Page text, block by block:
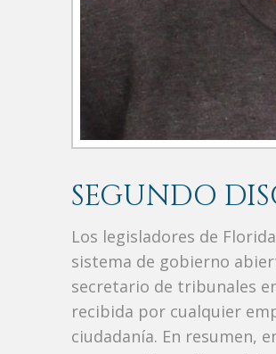
SEGUNDO
Los legisladores de
sistema de gobierno
secretario de tribunales
recibida por cualquier
ciudadanía. En resumen,